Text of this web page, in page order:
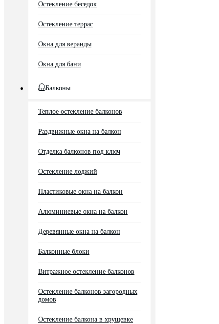
Остекление беседок
Остекление террас
Окна для веранды
Окна для бани
Балконы
Теплое остекление балконов
Раздвижные окна на балкон
Отделка балконов под ключ
Остекление лоджий
Пластиковые окна на балкон
Алюминиевые окна на балкон
Деревянные окна на балкон
Балконные блоки
Витражное остекление балконов
Остекление балконов загородных
домов
Остекление балкона в хрущевке